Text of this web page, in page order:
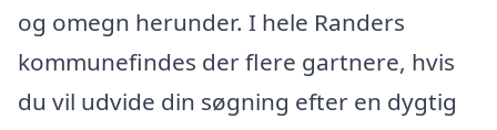
og omegn herunder. I hele Randers
kommunefindes der flere gartnere, hvis
du vil udvide din søgning efter en dygtig